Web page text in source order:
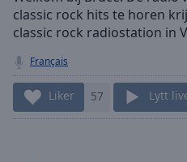
Stream
TypeLIVE
live,
currently
behind
LIVE
Remaining
classic rock hits te horen
classic rock radiostation in
Français
Liker 57 Lytt